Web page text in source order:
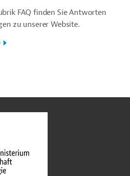
FAQ finden Sie Antworten
zu unserer Website.